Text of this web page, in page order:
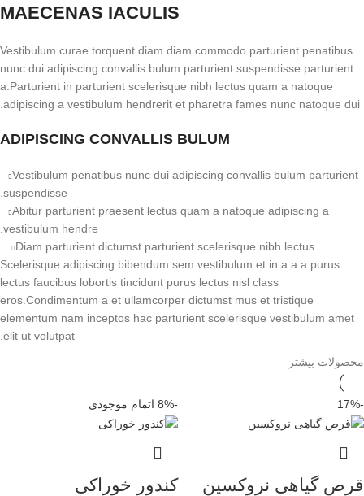
MAECENAS IACULIS
Vestibulum curae torquent diam diam commodo parturient penatibus
nunc dui adipiscing convallis bulum parturient suspendisse parturient
a.Parturient in parturient scelerisque nibh lectus quam a natoque
adipiscing a vestibulum hendrerit et pharetra fames nunc natoque dui.
ADIPISCING CONVALLIS BULUM
Vestibulum penatibus nunc dui adipiscing convallis bulum parturient
suspendisse.
Abitur parturient praesent lectus quam a natoque adipiscing a
vestibulum hendre.
Diam parturient dictumst parturient scelerisque nibh lectus.
Scelerisque adipiscing bibendum sem vestibulum et in a a a purus
lectus faucibus lobortis tincidunt purus lectus nisl class
eros.Condimentum a et ullamcorper dictumst mus et tristique
elementum nam inceptos hac parturient scelerisque vestibulum amet
elit ut volutpat.
محصولات بیشتر
-17%
قرص گیاهی نروکسین
-8% اتمام موجودی
کندور خوراکی